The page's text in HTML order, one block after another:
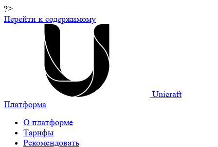
?>
Перейти к содержимому
Unicraft
Платформа
О платформе
Тарифы
Рекомендовать